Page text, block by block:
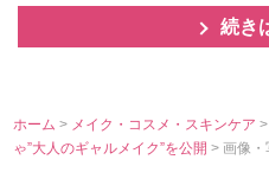
続き
ホーム > メイク・コスメ・スキンケア>
ゃ”大人のギャルメイク”を公開> 画像・